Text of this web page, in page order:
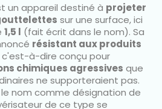
un appareil destiné à projeter
sur une surface, ici
1,5 l (fait écrit dans le nom). Sa
résistant aux produits
c'est-à-dire conçu pour
chimiques agressives que
ne supporteraient pas.
nom comme désignation de
de ce type se